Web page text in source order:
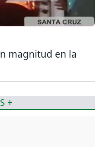
magnitud en la
+